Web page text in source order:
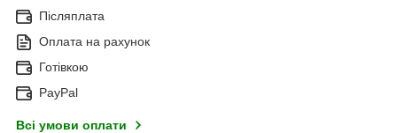
Післяплата
Оплата на рахунок
Готівкою
PayPal
Всі умови оплати